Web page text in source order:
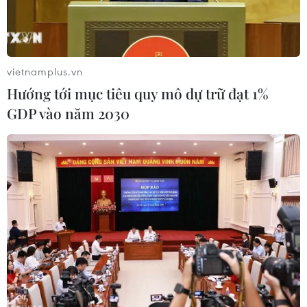
Công trình kiên cố hóa kênh mương hệ thống thủy lợi hồ Núi
Đất-Suối Le, huyện Hàm Tân. (Ảnh: Viện Kiểm sát Nhân dân tỉnh
bình Thuận)
Cơ quan Cảnh sát Điều tra, Công an tỉnh Bình
Thuận vừa ra Quyết định khởi tố đối với 4 bị
vietnamplus.vn
Hướng tới mục tiêu quy mô dự trữ đạt 1%
GDP vào năm 2030